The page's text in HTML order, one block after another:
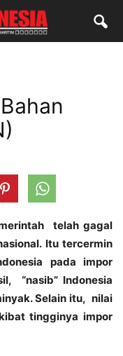
telah gagal
Itu tercermin
pada impor
“nasib” Indonesia
Selain itu, nilai
tingginya impor